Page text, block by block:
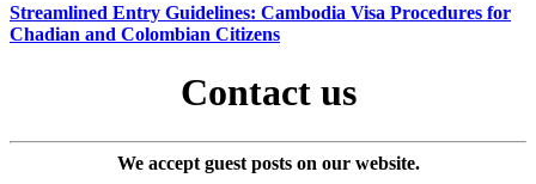
Streamlined Entry Guidelines: Cambodia Visa Procedures for
Chadian and Colombian Citizens
Contact us
We accept guest posts on our website.